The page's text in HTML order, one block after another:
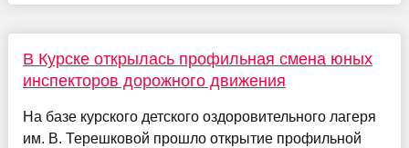
В Курске открылась профильная смена юных
инспекторов дорожного движения
На базе курского детского оздоровительного лагеря
им. В. Терешковой прошло открытие профильной